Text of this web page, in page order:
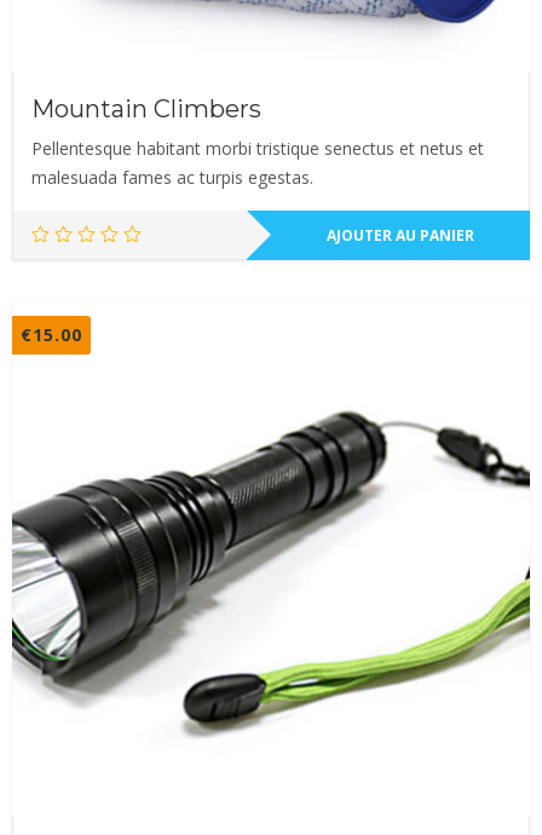
Mountain Climbers
Pellentesque habitant morbi tristique senectus et netus et
malesuada fames ac turpis egestas.
AJOUTER AU PANIER
€15.00